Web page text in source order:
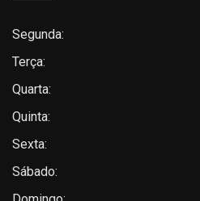
Segunda:
Terça:
Quarta:
Quinta:
Sexta:
Sábado: